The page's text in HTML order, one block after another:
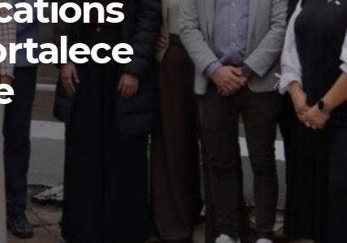
Equipo de Red
Latam se
Sinuhé Sánchez
POR REDACCIÓN LATAM 4 AGOSTO, 2026